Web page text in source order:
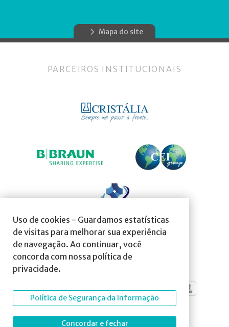
Uso de cookies - Guardamos estatísticas
de visitas para melhorar sua experiência
de navegação. Ao continuar, você
concorda com nossa política de
privacidade.
Política de Segurança da Informação
Concordar e fechar
Mapa do site
PARCEIROS INSTITUCIONAIS
SOCIEDADE AFILIADA À: